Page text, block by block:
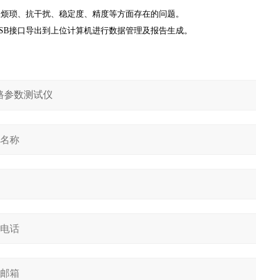
琐、抗干扰、稳定度、精度等方面存在的问题。
接口导出到上位计算机进行数据管理及报告生成。